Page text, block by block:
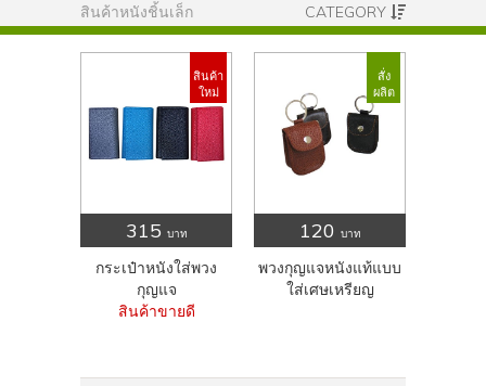
สินค้าหนังชิ้นเล็ก CATEGORY
315 บาท
กระเป๋าหนังใส่พวง
กุญแจ
สินค้าขายดี
สินค้า
ใหม่
120 บาท
พวงกุญแจหนังแท้แบบ
ใส่เศษเหรียญ
สั่ง
ผลิต